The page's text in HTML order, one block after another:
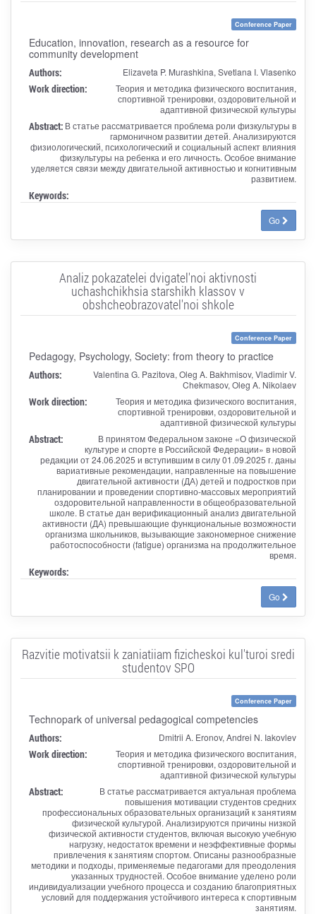
Conference Paper
Education, innovation, research as a resource for
community development
Authors: Elizaveta P. Murashkina, Svetlana I. Vlasenko
Work direction:
Теория и методика физического воспитания,
спортивной тренировки, оздоровительной и
адаптивной физической культуры
Abstract: В статье рассматривается проблема роли физкультуры в
гармоничном развитии детей. Анализируются
физиологический, психологический и социальный аспект влияния
физкультуры на ребенка и его личность. Особое внимание
уделяется связи между двигательной активностью и когнитивным
развитием.
Keywords:
Go
Analiz pokazatelei dvigatel'noi aktivnosti
uchashchikhsia starshikh klassov v
obshcheobrazovatel'noi shkole
Conference Paper
Pedagogy, Psychology, Society: from theory to practice
Authors:
Valentina G. Pazitova, Oleg A. Bakhmisov, Vladimir V.
Chekmasov, Oleg A. Nikolaev
Work direction:
Теория и методика физического воспитания,
спортивной тренировки, оздоровительной и
адаптивной физической культуры
Abstract:
В принятом Федеральном законе «О физической
культуре и спорте в Российской Федерации» в новой
редакции от 24.06.2025 и вступившим в силу 01.09.2025 г. даны
вариативные рекомендации, направленные на повышение
двигательной активности (ДА) детей и подростков при
планировании и проведении спортивно-массовых мероприятий
оздоровительной направленности в общеобразовательной
школе. В статье дан верификационный анализ двигательной
активности (ДА) превышающие функциональные возможности
организма школьников, вызывающие закономерное снижение
работоспособности (fatigue) организма на продолжительное
время.
Keywords:
Go
Razvitie motivatsii k zaniatiiam fizicheskoi kul'turoi sredi
studentov SPO
Conference Paper
Technopark of universal pedagogical competencies
Authors: Dmitrii A. Eronov, Andrei N. Iakovlev
Work direction:
Теория и методика физического воспитания,
спортивной тренировки, оздоровительной и
адаптивной физической культуры
Abstract:
В статье рассматривается актуальная проблема
повышения мотивации студентов средних
профессиональных образовательных организаций к занятиям
физической культурой. Анализируются причины низкой
физической активности студентов, включая высокую учебную
нагрузку, недостаток времени и неэффективные формы
привлечения к занятиям спортом. Описаны разнообразные
методики и подходы, применяемые педагогами для преодоления
указанных трудностей. Особое внимание уделено роли
индивидуализации учебного процесса и созданию благоприятных
условий для поддержания устойчивого интереса к спортивным
занятиям.